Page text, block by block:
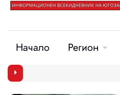
Начало Регион